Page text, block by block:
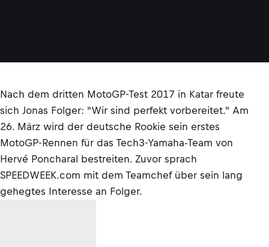
Nach dem dritten MotoGP-Test 2017 in Katar freute
sich Jonas Folger: "Wir sind perfekt vorbereitet." Am
26. März wird der deutsche Rookie sein erstes
MotoGP-Rennen für das Tech3-Yamaha-Team von
Hervé Poncharal bestreiten. Zuvor sprach
SPEEDWEEK.com mit dem Teamchef über sein lang
gehegtes Interesse an Folger.